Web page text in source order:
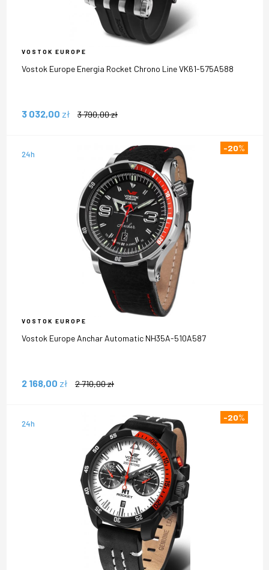
VOSTOK EUROPE
Vostok Europe Energia Rocket Chrono Line VK61-575A588
3 032,00 zł 3 790,00zł
24h
-20%
VOSTOK EUROPE
Vostok Europe Anchar Automatic NH35A-510A587
2 168,00 zł 2 710,00zł
24h
-20%